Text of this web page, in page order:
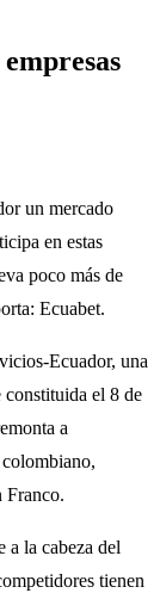
un mercado
en estas
poco más de
Ecuabet.
Ecuador, una
el 8 de
a
Franco.
a la cabeza del
tienen